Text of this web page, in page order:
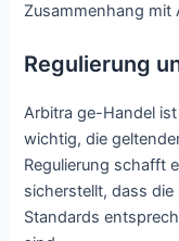
Zusammenhang mit
Regulierung
Arbitra ge-Handel
wichtig, die
Regulierung schafft
sicherstellt, dass
Standards